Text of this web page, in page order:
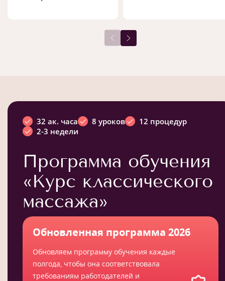
32 ак. часа 8 уроков
12 процедур
2-3 недели
Программа обучения
«Курс классического
массажа»
Обновленная программа 2026
Обновляем программу обучения каждые
полгода, чтобы она соответствовала
требованиям работодателей и